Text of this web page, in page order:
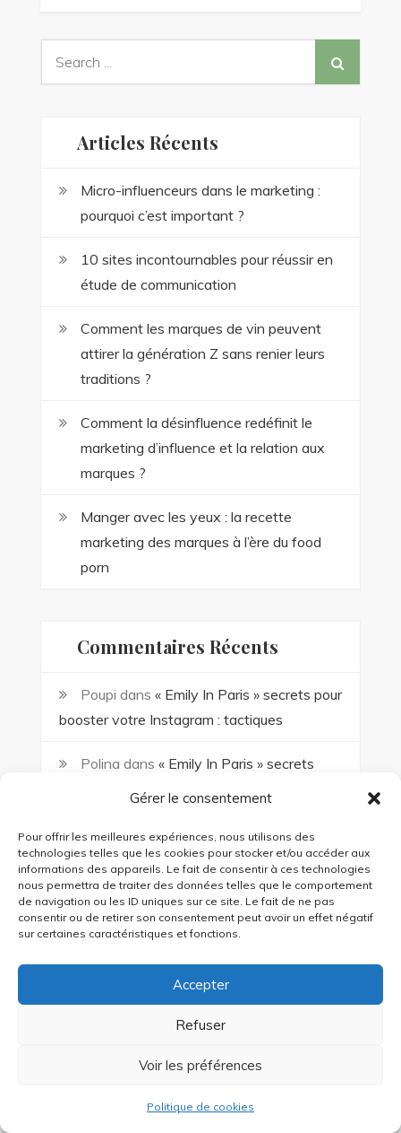
Gérer le consentement
Pour offrir les meilleures expériences, nous utilisons des
technologies telles que les cookies pour stocker et/ou accéder aux
informations des appareils. Le fait de consentir à ces technologies
nous permettra de traiter des données telles que le comportement
de navigation ou les ID uniques sur ce site. Le fait de ne pas
consentir ou de retirer son consentement peut avoir un effet négatif
sur certaines caractéristiques et fonctions.
Accepter
Refuser
Voir les préférences
Politique de cookies
Articles Récents
Micro-influenceurs dans le marketing :
pourquoi c’est important ?
10 sites incontournables pour réussir en
étude de communication
Comment les marques de vin peuvent
attirer la génération Z sans renier leurs
traditions ?
Comment la désinfluence redéfinit le
marketing d’influence et la relation aux
marques ?
Manger avec les yeux : la recette
marketing des marques à l’ère du food
porn
Commentaires Récents
Poupi dans « Emily In Paris » secrets pour
booster votre Instagram : tactiques
Polina dans « Emily In Paris » secrets
pour booster votre Instagram : tactiques
AlvarezdansMarketing d’influence : les
maisons de luxe ne peuvent plus s’en passer
pour communiquer
Evy dansLes influenceurs virtuels sont-
dansLe marketing UGC : une